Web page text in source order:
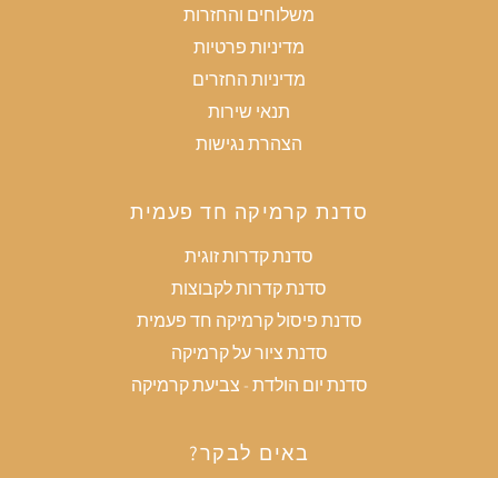
משלוחים והחזרות
מדיניות פרטיות
מדיניות החזרים
תנאי שירות
הצהרת נגישות
סדנת קרמיקה חד פעמית
סדנת קדרות זוגית
סדנת קדרות לקבוצות
סדנת פיסול קרמיקה חד פעמית
סדנת ציור על קרמיקה
סדנת יום הולדת - צביעת קרמיקה
באים לבקר?